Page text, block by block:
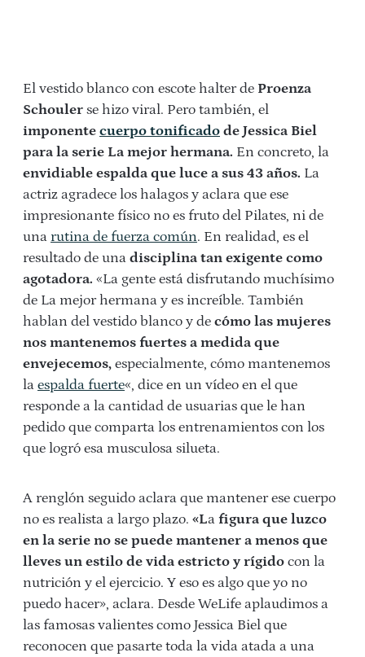
El vestido blanco con escote halter de Proenza
Schouler se hizo viral. Pero también, el
imponente cuerpo tonificado de Jessica Biel
para la serie La mejor hermana. En concreto, la
envidiable espalda que luce a sus 43 años. La
actriz agradece los halagos y aclara que ese
impresionante físico no es fruto del Pilates, ni de
una rutina de fuerza común. En realidad, es el
resultado de una disciplina tan exigente como
agotadora. «La gente está disfrutando muchísimo
de La mejor hermana y es increíble. También
hablan del vestido blanco y de cómo las mujeres
nos mantenemos fuertes a medida que
envejecemos, especialmente, cómo mantenemos
la espalda fuerte«, dice en un vídeo en el que
responde a la cantidad de usuarias que le han
pedido que comparta los entrenamientos con los
que logró esa musculosa silueta.
A renglón seguido aclara que mantener ese cuerpo
no es realista a largo plazo. «La figura que luzco
en la serie no se puede mantener a menos que
lleves un estilo de vida estricto y rígido con la
nutrición y el ejercicio. Y eso es algo que yo no
puedo hacer», aclara. Desde WeLife aplaudimos a
las famosas valientes como Jessica Biel que
reconocen que pasarte toda la vida atada a una